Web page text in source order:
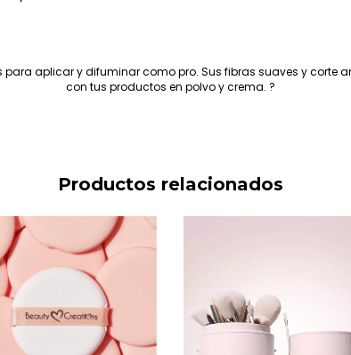
para aplicar y difuminar como pro. Sus fibras suaves y
con tus productos en polvo y crema. ?
Productos relacionados